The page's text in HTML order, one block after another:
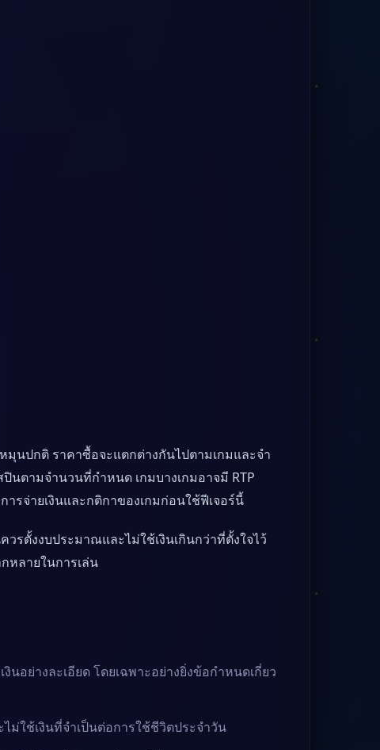
มุนปกติ ราคาซื้อจะแตกต่างกันไปตามเกมและจำ
นตามจำนวนที่กำหนด เกมบางเกมอาจมี RTP
รจ่ายเงินและกติกาของเกมก่อนใช้ฟีเจอร์นี้
รตั้งงบประมาณและไม่ใช้เงินเกินกว่าที่ตั้งใจไว้
หลายในการเล่น
อย่างละเอียด โดยเฉพาะอย่างยิ่งข้อกำหนดเกี่ยว
ม่ใช้เงินที่จำเป็นต่อการใช้ชีวิตประจำวัน